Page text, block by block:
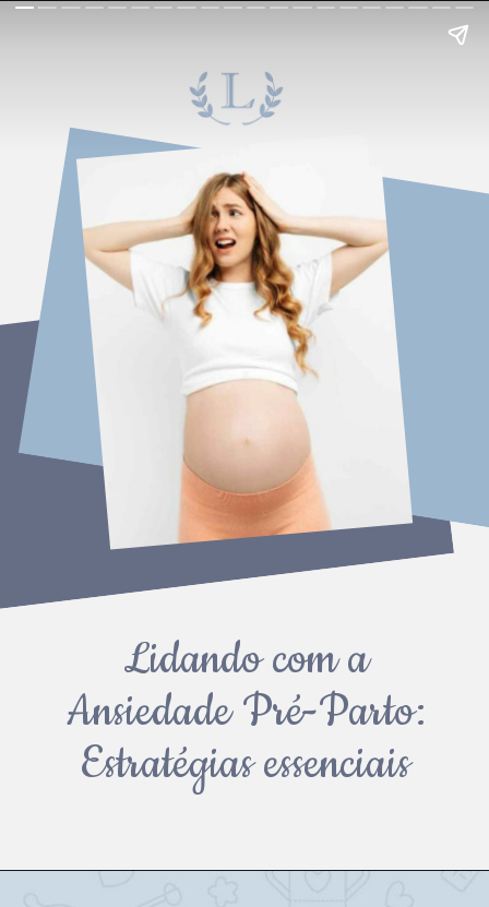
Lidando com a
Ansiedade Pré-Parto:
Estratégias essenciais